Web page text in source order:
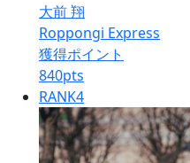
大前 翔
Roppongi Express
獲得ポイント
840pts
RANK4